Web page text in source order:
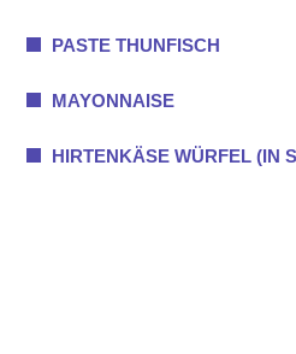
PASTE THUNFISCH
MAYONNAISE
HIRTENKÄSE WÜRFEL (IN